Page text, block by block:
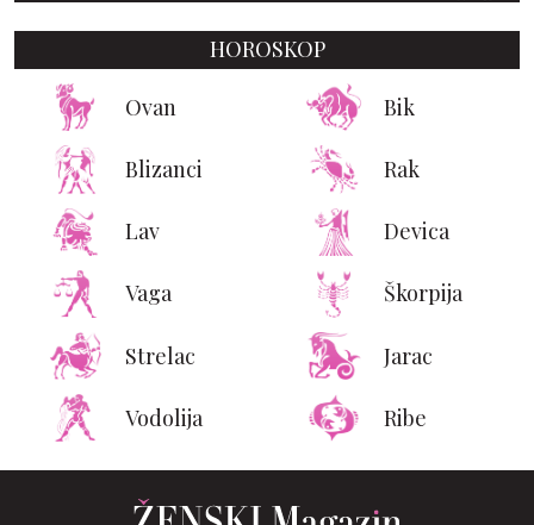
HOROSKOP
Ovan Bik
Blizanci Rak
Lav Devica
Vaga Škorpija
Strelac Jarac
Vodolija Ribe